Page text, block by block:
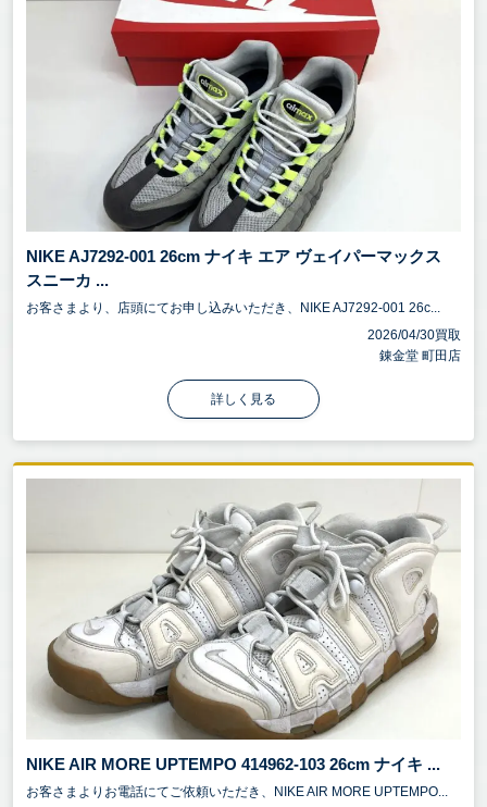
NIKE AJ7292-001 26cm ナイキ エア ヴェイパーマックス
スニーカ ...
お客さまより、店頭にてお申し込みいただき、NIKE AJ7292-001 26c...
2026/04/30買取
錬金堂 町田店
詳しく見る
NIKE AIR MORE UPTEMPO 414962-103 26cm ナイキ ...
お客さまよりお電話にてご依頼いただき、NIKE AIR MORE UPTEMPO...